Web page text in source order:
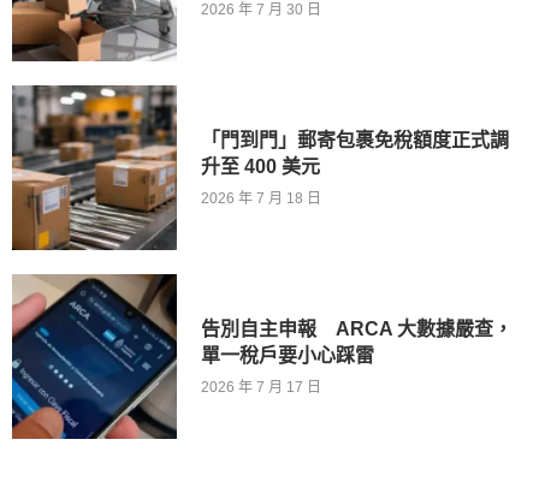
2026 年 7 月 30 日
「門到門」郵寄包裹免稅額度正式調
升至 400 美元
2026 年 7 月 18 日
告別自主申報 ARCA 大數據嚴查，
單一稅戶要小心踩雷
2026 年 7 月 17 日